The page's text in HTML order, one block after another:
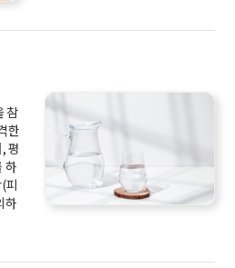
참
한
평
하
피
하